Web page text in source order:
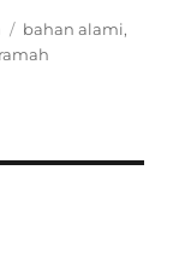
Tags
bahan alami,